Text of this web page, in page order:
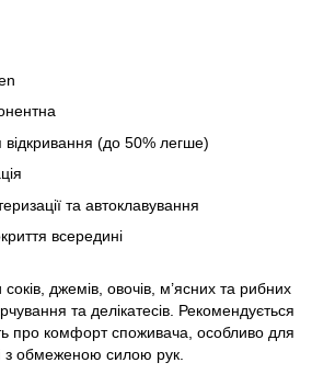
(до 50% легше)
та автоклавування
всередині
джемів, овочів, м’ясних та рибних
та делікатесів. Рекомендується
про комфорт споживача, особливо для
з обмеженою силою рук.